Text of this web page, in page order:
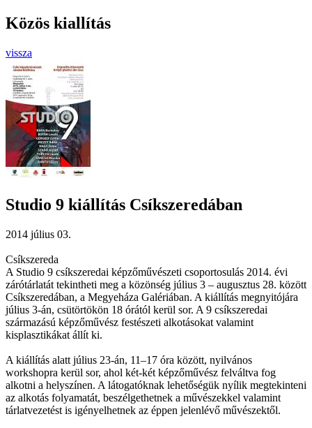
Közös kiallítás
vissza
Studio 9 kiállítás Csíkszeredában
2014 július 03.
Csíkszereda
A Studio 9 csíkszeredai képzőművészeti csoportosulás 2014. évi
zárótárlatát tekintheti meg a közönség július 3 – augusztus 28. között
Csíkszeredában, a Megyeháza Galériában. A kiállítás megnyitójára
július 3-án, csütörtökön 18 órától kerül sor. A 9 csíkszeredai
származású képzőművész festészeti alkotásokat valamint
kisplasztikákat állít ki.
A kiállítás alatt július 23-án, 11–17 óra között, nyilvános
workshopra kerül sor, ahol két-két képzőművész felváltva fog
alkotni a helyszínen. A látogatóknak lehetőségük nyílik megtekinteni
az alkotás folyamatát, beszélgethetnek a művészekkel valamint
tárlatvezetést is igényelhetnek az éppen jelenlévő művészektől.